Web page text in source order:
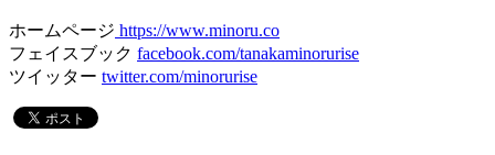
ホームページ https://www.minoru.co
フェイスブック facebook.com/tanakaminorurise
ツイッター twitter.com/minorurise